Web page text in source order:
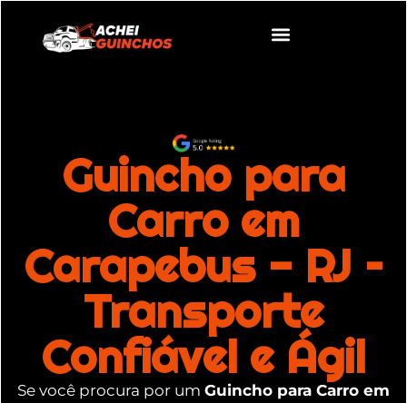
Guincho para
Carro em
Carapebus - RJ –
Transporte
Confiável e Ágil
Se você procura por um Guincho para Carro em